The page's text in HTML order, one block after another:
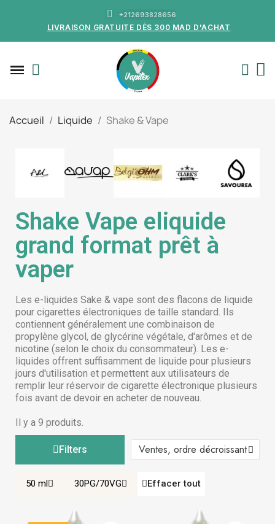
+212693828656
LIVRAISON GRATUITE DÈS 300 MAD D'ACHAT
Accueil Liquide Shake & Vape
Shake Vape eliquide
grand format prêt à
vaper
Les e-liquides Sake & vape sont des flacons de liquide
pour cigarettes électroniques de taille standard. Ils
contiennent généralement une combinaison de
propylène glycol, de glycérine végétale, d'arômes et de
nicotine (selon le choix du consommateur). Les e-
liquides offrent suffisamment de liquide pour plusieurs
jours d'utilisation et permettent aux utilisateurs de
remplir leur réservoir de cigarette électronique plusieurs
fois avant de devoir en acheter de nouveau.
Il y a 9 produits.
Filters
50 ml 30PG/70VG Effacer tout